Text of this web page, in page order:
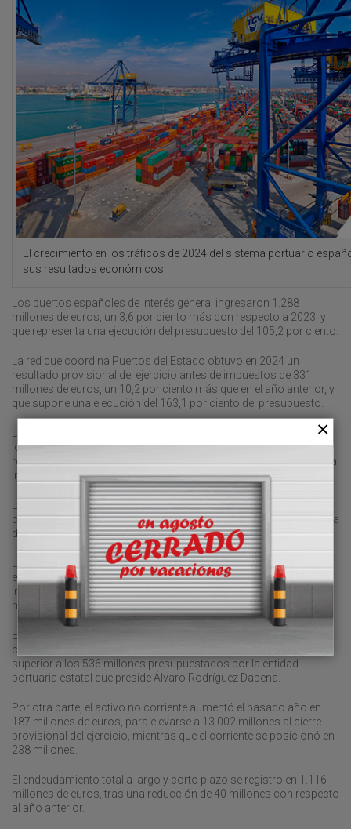
El crecimiento en los tráficos de 2024 del sistema portuario
sus resultados económicos.
Los puertos españoles de interés general ingresaron 1.288
millones de euros, un 3,6 por ciento más con respecto a 2023, y
que representa una ejecución del presupuesto del 105,2 por ciento.
La red que coordina Puertos del Estado obtuvo en 2024 un
resultado provisional del ejercicio antes de impuestos de 331
millones de euros, un 10,2 por ciento más que en el año anterior, y
que supone una ejecución del 163,1 por ciento del presupuesto.
logró con las tasas de utilización, que incluyen entre otras las que
recaen en la mercancía, en el buque y el pasaje. En su comparativa
interanual aumentó un 3,1 por ciento.
La tasa de ocupación, con 337 millones de euros, tuvo un
crecimiento del 6,4 por ciento con respecto a 2023. Por su parte, la
de actividad, con 148 millones en 2024, subió un 2,6 por ciento.
Los gastos del sistema portuario español se destinaron en 2024,
entre sus principales capítulos, a las amortizaciones del
inmovilizado, con 440 millones; los servicios exteriores, con 334
millones; y los de personal, con 320 millones.
El Ebitda de explotación fue de 644 millones de euros, un 2,8 por
ciento más que en 2023, y que representa un 20 por ciento
superior a los 536 millones presupuestados por la entidad
portuaria estatal que preside Álvaro Rodríguez Dapena.
Por otra parte, el activo no corriente aumentó el pasado año en
187 millones de euros, para elevarse a 13.002 millones al cierre
provisional del ejercicio, mientras que el corriente se posicionó en
238 millones.
El endeudamiento total a largo y corto plazo se registró en 1.116
millones de euros, tras una reducción de 40 millones con respecto
al año anterior.